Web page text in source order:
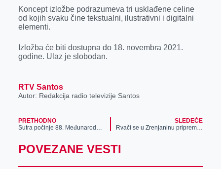
Koncept izložbe podrazumeva tri usklađene celine
od kojih svaku čine tekstualni, ilustrativni i digitalni
elementi.
Izložba će biti dostupna do 18. novembra 2021.
godine. Ulaz je slobodan.
RTV Santos
Autor: Redakcija radio televizije Santos
PRETHODNO
Sutra počinje 88. Međunarodni sajam poljoprivrede u Novom Sadu
SLEDEĆE
Rvači se u Zrenjaninu pripremaju za Svetsko prvenstvo
POVEZANE VESTI